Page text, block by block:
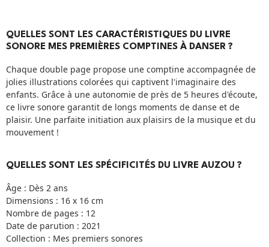
QUELLES SONT LES CARACTÉRISTIQUES DU LIVRE
SONORE MES PREMIÈRES COMPTINES À DANSER ?
Chaque double page propose une comptine accompagnée de
jolies illustrations colorées qui captivent l'imaginaire des
enfants. Grâce à une autonomie de près de 5 heures d'écoute,
ce livre sonore garantit de longs moments de danse et de
plaisir. Une parfaite initiation aux plaisirs de la musique et du
mouvement !
QUELLES SONT LES SPÉCIFICITÉS DU LIVRE AUZOU ?
Âge : Dès 2 ans
Dimensions : 16 x 16 cm
Nombre de pages : 12
Date de parution : 2021
Collection : Mes premiers sonores